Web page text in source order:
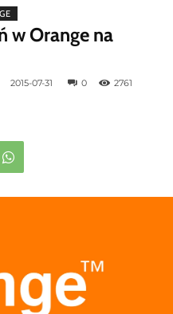
w Orange na
2015-07-31 0 2761